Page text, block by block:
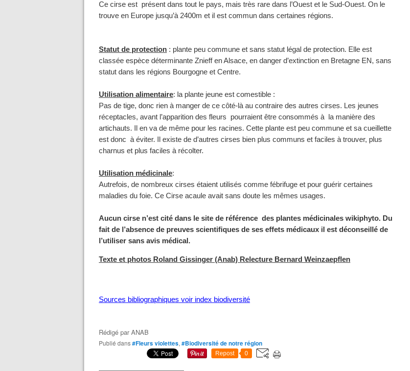
Ce cirse est présent dans tout le pays, mais très rare dans l’Ouest et le Sud-Ouest. On le
trouve en Europe jusqu’à 2400m et il est commun dans certaines régions.
Statut de protection : plante peu commune et sans statut légal de protection. Elle est
classée espèce déterminante Znieff en Alsace, en danger d’extinction en Bretagne EN, sans
statut dans les régions Bourgogne et Centre.
Utilisation alimentaire: la plante jeune est comestible :
Pas de tige, donc rien à manger de ce côté-là au contraire des autres cirses. Les jeunes
réceptacles, avant l’apparition des fleurs pourraient être consommés à la manière des
artichauts. Il en va de même pour les racines. Cette plante est peu commune et sa cueillette
est donc à éviter. Il existe de d’autres cirses bien plus communs et faciles à trouver, plus
charnus et plus faciles à récolter.
Utilisation médicinale:
Autrefois, de nombreux cirses étaient utilisés comme fébrifuge et pour guérir certaines
maladies du foie. Ce Cirse acaule avait sans doute les mêmes usages.
Aucun cirse n’est cité dans le site de référence des plantes médicinales wikiphyto. Du
fait de l’absence de preuves scientifiques de ses effets médicaux il est déconseillé de
l’utiliser sans avis médical.
Texte et photos Roland Gissinger (Anab) Relecture Bernard Weinzaepflen
Sources bibliographiques voir index biodiversité
Rédigé parANAB
Publié dans#Fleurs violettes, #Biodiversité de notre région
Repost 0